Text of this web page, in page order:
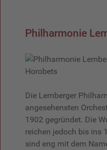
Philharmonie
Die Lemberger
angesehensten
1902 gegründet. Die
reichen jedoch bis ins
sind eng mit dem